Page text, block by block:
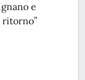
e
ritorno”